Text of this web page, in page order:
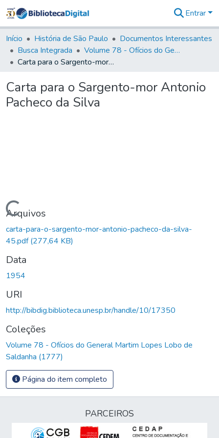
&
Coleções
Tudo na
Biblioteca
Estatísticas
Entrar
Início História de São Paulo
Documentos Interessantes
Busca Integrada
Volume 78 - Ofícios do General Martim Lopes Lobo de Saldanha (1777)
Carta para o Sargento-mor Antonio Pacheco da Silva
Carta para o Sargento-mor Antonio
Pacheco da Silva
Carregando...
Arquivos
carta-para-o-sargento-mor-antonio-pacheco-da-silva-
45.pdf(277,64 KB)
Data
1954
URI
http://bibdig.biblioteca.unesp.br/handle/10/17350
Coleções
Volume 78 - Ofícios do General Martim Lopes Lobo de
Saldanha (1777)
Página do item completo
PARCEIROS